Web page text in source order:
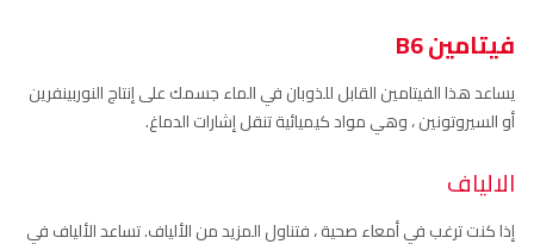
فيتامين B6
يساعد هذا الفيتامين القابل للذوبان في الماء جسمك على إنتاج النوربينفرين
أو السيروتونين ، وهي مواد كيميائية تنقل إشارات الدماغ.
الالياف
إذا كنت ترغب في أمعاء صحية ، فتناول المزيد من الألياف. تساعد الألياف في